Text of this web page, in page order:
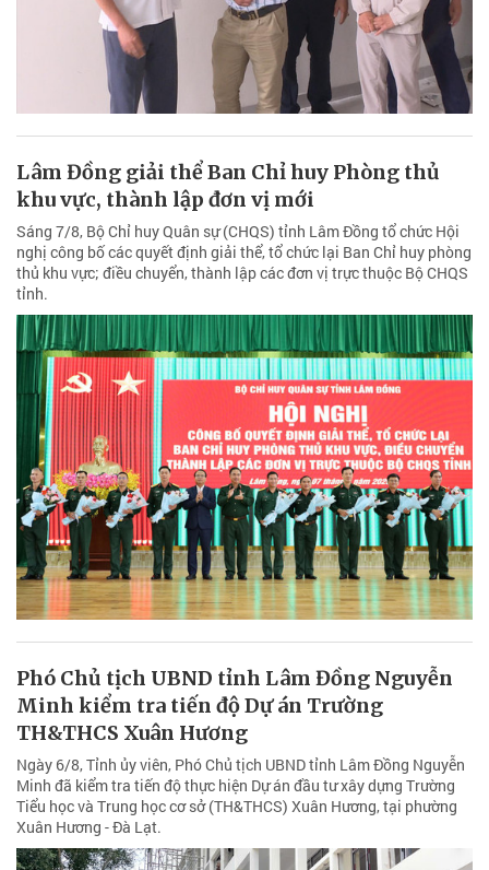
Lâm Đồng giải thể Ban Chỉ huy Phòng thủ
khu vực, thành lập đơn vị mới
Sáng 7/8, Bộ Chỉ huy Quân sự (CHQS) tỉnh Lâm Đồng tổ chức Hội
nghị công bố các quyết định giải thể, tổ chức lại Ban Chỉ huy phòng
thủ khu vực; điều chuyển, thành lập các đơn vị trực thuộc Bộ CHQS
tỉnh.
Phó Chủ tịch UBND tỉnh Lâm Đồng Nguyễn
Minh kiểm tra tiến độ Dự án Trường
TH&THCS Xuân Hương
Ngày 6/8, Tỉnh ủy viên, Phó Chủ tịch UBND tỉnh Lâm Đồng Nguyễn
Minh đã kiểm tra tiến độ thực hiện Dự án đầu tư xây dựng Trường
Tiểu học và Trung học cơ sở (TH&THCS) Xuân Hương, tại phường
Xuân Hương - Đà Lạt.